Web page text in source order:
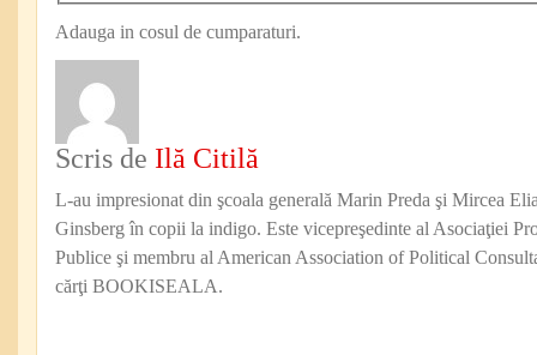
Adauga in cosul de cumparaturi.
Scris de Ilă Citilă
L-au impresionat din şcoala generală Marin Preda şi Mircea
Ginsberg în copii la indigo. Este vicepreşedinte al Asociaţiei
Publice şi membru al American Association of Political
cărţi BOOKISEALA.